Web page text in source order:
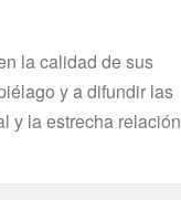
la calidad de sus
y a difundir las
y la estrecha relación